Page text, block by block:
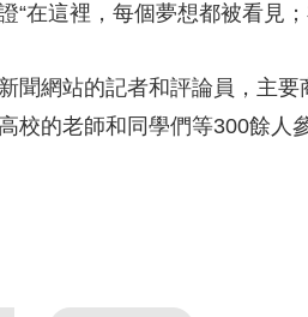
在這裡，每個夢想都被看見
網站的記者和評論員，主要
的老師和同學們等300餘人